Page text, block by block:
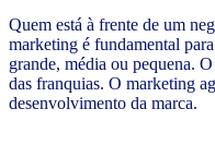
Quem está à frente de um
marketing é fundamental
grande, média ou pequena.
das franquias. O marketing
desenvolvimento da marca.